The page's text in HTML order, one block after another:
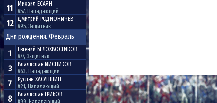
11 Михаил ЕСАЯН
#57, Нападающий
12 Дмитрий РОДИОНЫЧЕВ
#95, Защитник
Дни рождения. Февраль
1 Евгений БЕЛОХВОСТИКОВ
#77, Защитник
3 Владислав МИСНИКОВ
#63, Нападающий
7 Руслан ХАСАНШИН
#21, Нападающий
8 Владислав ГРИБОВ
#99, Нападающий